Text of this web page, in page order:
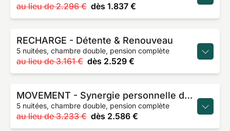
au lieu de 2.296 € dès 1.837 €
RECHARGE - Détente & Renouveau
5 nuitées, chambre double, pension complète
au lieu de 3.161 € dès 2.529 €
MOVEMENT - Synergie personnelle de yoga
5 nuitées, chambre double, pension complète
au lieu de 3.233 € dès 2.586 €